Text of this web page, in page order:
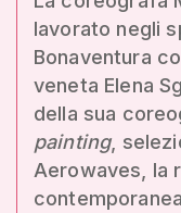
lavorato negli
Bonaventura
veneta Elena
della sua
painting,
Aerowaves, la